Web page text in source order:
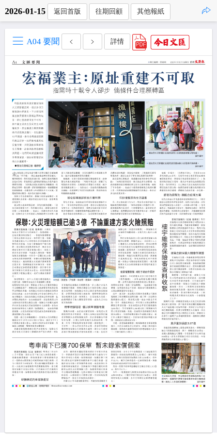
2026-01-15 返回首版 往期回顧 其他報紙
A04 要聞 詳情